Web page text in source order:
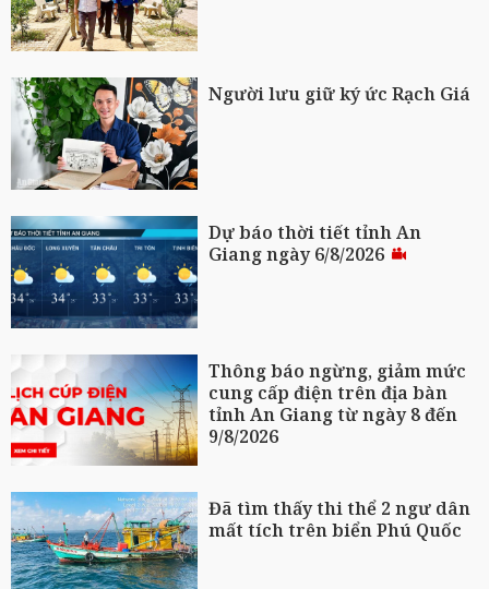
Người lưu giữ ký ức Rạch Giá
Dự báo thời tiết tỉnh An
Giang ngày 6/8/2026
Thông báo ngừng, giảm mức
cung cấp điện trên địa bàn
tỉnh An Giang từ ngày 8 đến
9/8/2026
Đã tìm thấy thi thể 2 ngư dân
mất tích trên biển Phú Quốc